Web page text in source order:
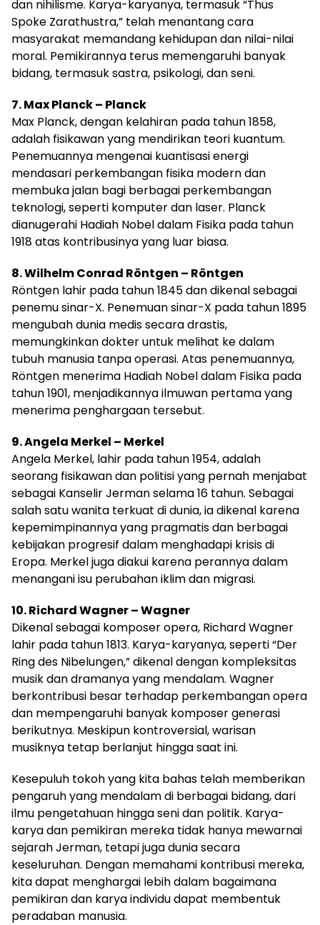
dan nihilisme. Karya-karyanya, termasuk “Thus
Spoke Zarathustra,” telah menantang cara
masyarakat memandang kehidupan dan nilai-nilai
moral. Pemikirannya terus memengaruhi banyak
bidang, termasuk sastra, psikologi, dan seni.
7. Max Planck – Planck
Max Planck, dengan kelahiran pada tahun 1858,
adalah fisikawan yang mendirikan teori kuantum.
Penemuannya mengenai kuantisasi energi
mendasari perkembangan fisika modern dan
membuka jalan bagi berbagai perkembangan
teknologi, seperti komputer dan laser. Planck
dianugerahi Hadiah Nobel dalam Fisika pada tahun
1918 atas kontribusinya yang luar biasa.
8. Wilhelm Conrad Röntgen – Röntgen
Röntgen lahir pada tahun 1845 dan dikenal sebagai
penemu sinar-X. Penemuan sinar-X pada tahun 1895
mengubah dunia medis secara drastis,
memungkinkan dokter untuk melihat ke dalam
tubuh manusia tanpa operasi. Atas penemuannya,
Röntgen menerima Hadiah Nobel dalam Fisika pada
tahun 1901, menjadikannya ilmuwan pertama yang
menerima penghargaan tersebut.
9. Angela Merkel – Merkel
Angela Merkel, lahir pada tahun 1954, adalah
seorang fisikawan dan politisi yang pernah menjabat
sebagai Kanselir Jerman selama 16 tahun. Sebagai
salah satu wanita terkuat di dunia, ia dikenal karena
kepemimpinannya yang pragmatis dan berbagai
kebijakan progresif dalam menghadapi krisis di
Eropa. Merkel juga diakui karena perannya dalam
menangani isu perubahan iklim dan migrasi.
10. Richard Wagner – Wagner
Dikenal sebagai komposer opera, Richard Wagner
lahir pada tahun 1813. Karya-karyanya, seperti “Der
Ring des Nibelungen,” dikenal dengan kompleksitas
musik dan dramanya yang mendalam. Wagner
berkontribusi besar terhadap perkembangan opera
dan mempengaruhi banyak komposer generasi
berikutnya. Meskipun kontroversial, warisan
musiknya tetap berlanjut hingga saat ini.
Kesepuluh tokoh yang kita bahas telah memberikan
pengaruh yang mendalam di berbagai bidang, dari
ilmu pengetahuan hingga seni dan politik. Karya-
karya dan pemikiran mereka tidak hanya mewarnai
sejarah Jerman, tetapi juga dunia secara
keseluruhan. Dengan memahami kontribusi mereka,
kita dapat menghargai lebih dalam bagaimana
pemikiran dan karya individu dapat membentuk
peradaban manusia.